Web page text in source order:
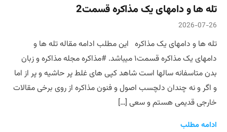
تله ها و دامهای یک مذاکره قسمت2
2026-07-26
تله ها و دامهای یک مذاکره این مطلب ادامه مقاله تله ها و
دامهای یک مذاکره قسمت۱ میباشد. #مذاکره مجله مذاکره و زبان
بدن متاسفانه سالها است شاهد کپی های غلط پر حاشیه و پر از اما
و اگر و نه چندان دلچسب اصول و فنون مذاکره از روی برخی مقالات
خارجی قدیمی هستم و سعی […]
ادامه مطلب